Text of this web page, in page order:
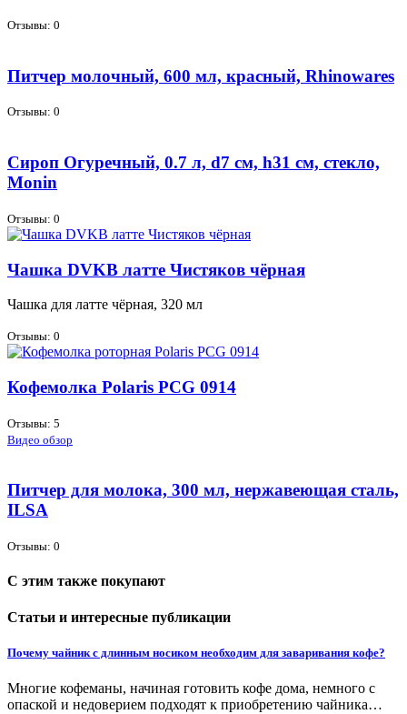
Отзывы: 0
Питчер молочный, 600 мл, красный, Rhinowares
Отзывы: 0
Сироп Огуречный, 0.7 л, d7 см, h31 см, стекло,
Monin
Отзывы: 0
Чашка DVKB латте Чистяков чёрная
Чаш­ка для лат­те чёр­ная, 320 мл
Отзывы: 0
Кофемолка Polaris PCG 0914
Отзывы: 5
Видео обзор
Питчер для молока, 300 мл, нержавеющая сталь,
ILSA
Отзывы: 0
С этим также покупают
Статьи и интересные публикации
Почему чайник с длинным носиком необходим для заваривания кофе?
Многие кофеманы, начиная готовить кофе дома, немного с
опаской и недоверием подходят к приобретению чайника…